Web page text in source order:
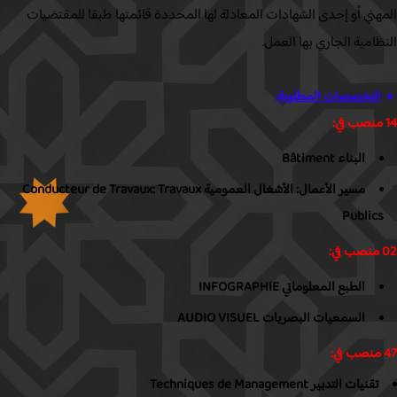
أو إحدى الشهادات المعادلة لها المحددة قائمتها طبقا للمقتضيات
الجاري بها العمل.
التخصصات المطلوبة:
البناء Bâtiment
مسير الأعمال: الأشغال العمومية Conducteur de Travaux: Travaux
الطبع المعلوماتي INFOGRAPHIE
السمعيات البصريات AUDIO VISUEL
تقنيات التدبير Techniques de Management